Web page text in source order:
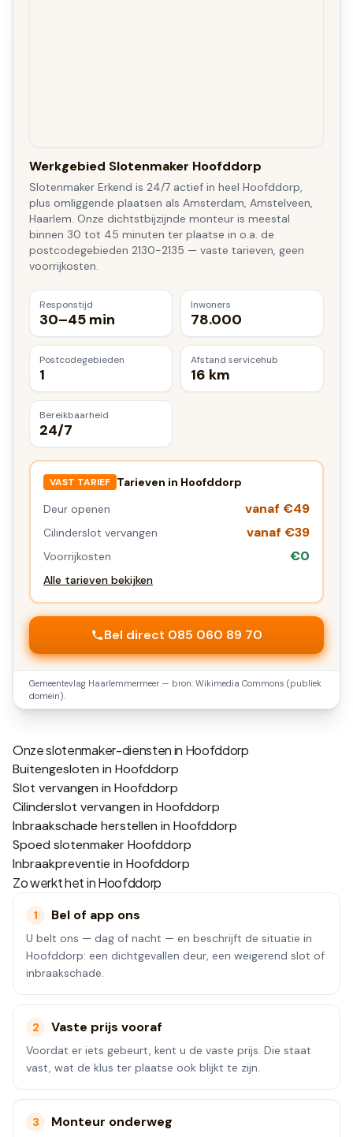
Werkgebied Slotenmaker Hoofddorp
Slotenmaker Erkend is 24/7 actief in heel Hoofddorp,
plus omliggende plaatsen als Amsterdam, Amstelveen,
Haarlem. Onze dichtstbijzijnde monteur is meestal
binnen 30 tot 45 minuten ter plaatse in o.a. de
postcodegebieden 2130-2135 — vaste tarieven, geen
voorrijkosten.
Responstijd
30–45 min
Inwoners
78.000
Postcodegebieden
1
Afstand servicehub
16 km
Bereikbaarheid
24/7
VAST TARIEF Tarieven in Hoofddorp
Deur openen
vanaf €49
Cilinderslot vervangen vanaf €39
Voorrijkosten €0
Alle tarieven bekijken
Bel direct 085 060 89 70
Gemeentevlag Haarlemmermeer — bron: Wikimedia Commons (publiek
domein).
Onze slotenmaker-diensten in Hoofddorp
Buitengesloten in Hoofddorp
Slot vervangen in Hoofddorp
Cilinderslot vervangen in Hoofddorp
Inbraakschade herstellen in Hoofddorp
Spoed slotenmaker Hoofddorp
Inbraakpreventie in Hoofddorp
Zo werkt het inHoofddorp
1 Bel of app ons
U belt ons — dag of nacht — en beschrijft de situatie in
Hoofddorp: een dichtgevallen deur, een weigerend slot of
inbraakschade.
2 Vaste prijs vooraf
Voordat er iets gebeurt, kent u de vaste prijs. Die staat
vast, wat de klus ter plaatse ook blijkt te zijn.
3 Monteur onderweg